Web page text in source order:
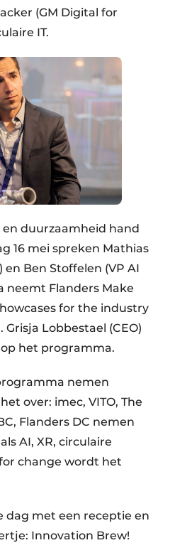
(GM Digital for
IT.
duurzaamheid hand
16 mei spreken Mathias
Ben Stoffelen (VP AI
neemt Flanders Make
for the industry
Lobbestael (CEO)
op het programma.
nemen
over: imec, VITO, The
Flanders DC nemen
AI, XR, circulaire
change wordt het
dag met een receptie en
Innovation Brew!